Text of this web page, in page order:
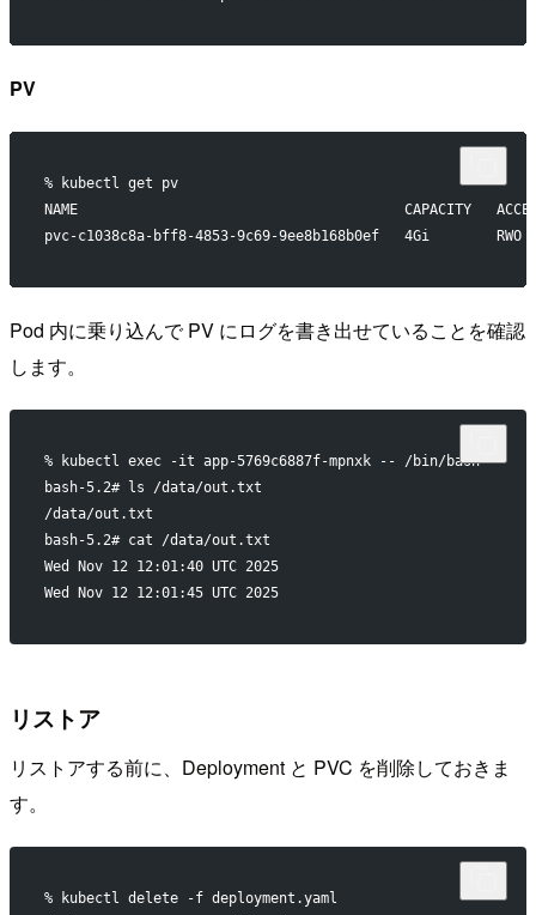
PV
% kubectl get pv
NAME                                       CAPACITY   ACCESS
pvc-c1038c8a-bff8-4853-9c69-9ee8b168b0ef   4Gi
Pod 内に乗り込んで PV にログを書き出せていることを確認
します。
% kubectl exec -it app-5769c6887f-mpnxk -- /bin/bash
bash-5.2# ls /data/out.txt
/data/out.txt
bash-5.2# cat /data/out.txt
Wed Nov 12 12:01:40 UTC 2025
Wed Nov 12 12:01:45 UTC 2025
リストア
リストアする前に、Deployment と PVC を削除しておきま
す。
% kubectl delete -f deployment.yaml